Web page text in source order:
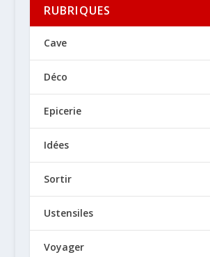
RUBRIQUES
Cave
Déco
Epicerie
Idées
Sortir
Ustensiles
Voyager